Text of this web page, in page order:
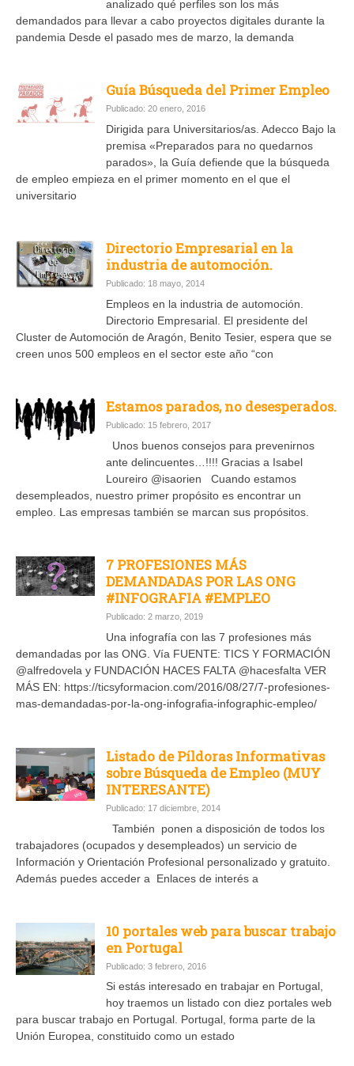
analizado qué perfiles son los más
demandados para llevar a cabo proyectos digitales durante la
pandemia Desde el pasado mes de marzo, la demanda
Guía Búsqueda del Primer Empleo
Publicado: 20 enero, 2016
Dirigida para Universitarios/as. Adecco Bajo la
premisa «Preparados para no quedarnos
parados», la Guía defiende que la búsqueda
de empleo empieza en el primer momento en el que el
universitario
Directorio Empresarial en la
industria de automoción.
Publicado: 18 mayo, 2014
Empleos en la industria de automoción.
Directorio Empresarial. El presidente del
Cluster de Automoción de Aragón, Benito Tesier, espera que se
creen unos 500 empleos en el sector este año “con
Estamos parados, no desesperados.
Publicado: 15 febrero, 2017
Unos buenos consejos para prevenirnos
ante delincuentes…!!!! Gracias a Isabel
Loureiro @isaorien Cuando estamos
desempleados, nuestro primer propósito es encontrar un
empleo. Las empresas también se marcan sus propósitos.
7 PROFESIONES MÁS
DEMANDADAS POR LAS ONG
#INFOGRAFIA #EMPLEO
Publicado: 2 marzo, 2019
Una infografía con las 7 profesiones más
demandadas por las ONG. Vía FUENTE: TICS Y FORMACIÓN
@alfredovela y FUNDACIÓN HACES FALTA @hacesfalta VER
MÁS EN: https://ticsyformacion.com/2016/08/27/7-profesiones-
mas-demandadas-por-la-ong-infografia-infographic-empleo/
Listado de Píldoras Informativas
sobre Búsqueda de Empleo (MUY
INTERESANTE)
Publicado: 17 diciembre, 2014
También ponen a disposición de todos los
trabajadores (ocupados y desempleados) un servicio de
Información y Orientación Profesional personalizado y gratuito.
Además puedes acceder a Enlaces de interés a
10 portales web para buscar trabajo
en Portugal
Publicado: 3 febrero, 2016
Si estás interesado en trabajar en Portugal,
hoy traemos un listado con diez portales web
para buscar trabajo en Portugal. Portugal, forma parte de la
Unión Europea, constituido como un estado